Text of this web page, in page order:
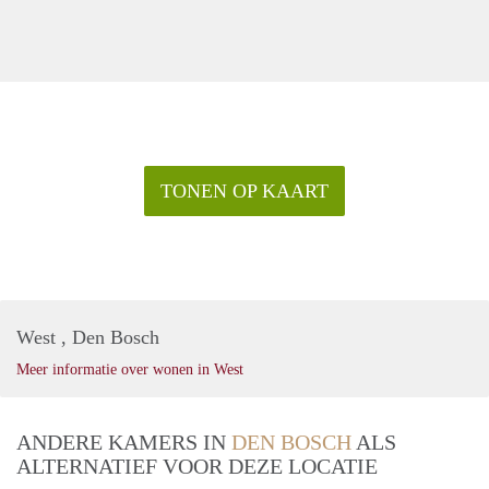
TONEN OP KAART
West , Den Bosch
Meer informatie over wonen in West
ANDERE KAMERS IN DEN BOSCH ALS
ALTERNATIEF VOOR DEZE LOCATIE